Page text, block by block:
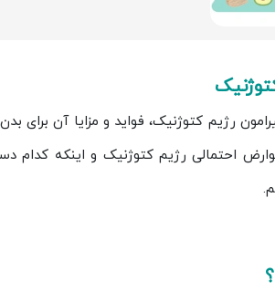
رژیم کتوژنیک، فواید و مزایا آن برای
احتمالی رژیم کتوژنیک و اینکه کدام